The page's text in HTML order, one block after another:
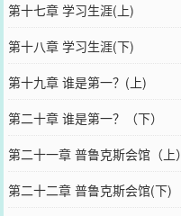
第十七章 学习生涯(上)
第十八章 学习生涯(下)
第十九章 谁是第一？(上)
第二十章 谁是第一？（下）
第二十一章 普鲁克斯会馆（上）
第二十二章 普鲁克斯会馆(下)